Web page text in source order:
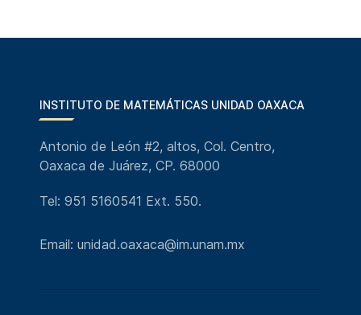
INSTITUTO DE MATEMÁTICAS UNIDAD OAXACA
Antonio de León #2, altos, Col. Centro,
Oaxaca de Juárez, CP. 68000
Tel: 951 5160541 Ext. 550.
Email: unidad.oaxaca@im.unam.mx